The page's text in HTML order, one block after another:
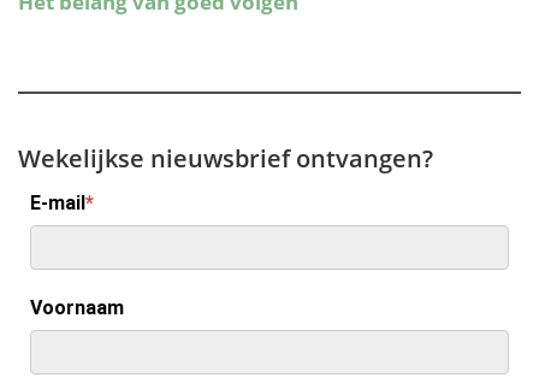
Wekelijkse nieuwsbrief ontvangen?